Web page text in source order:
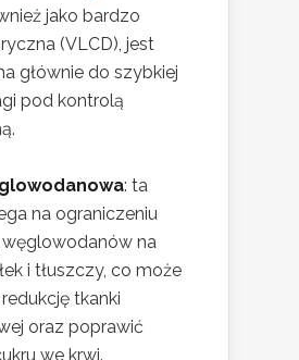
jako bardzo
(VLCD), jest
głównie do szybkiej
pod kontrolą
: ta
na ograniczeniu
na
i tłuszczy, co może
tkanki
oraz poprawić
we krwi.